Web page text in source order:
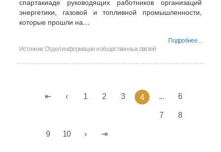
спартакиаде руководящих работников организаций
энергетики, газовой и топливной промышленности,
которые прошли на…
Подробнее ...
Источник:Отдел информации и общественных связей
1 2 3 4 ... 6
7 8
9 10